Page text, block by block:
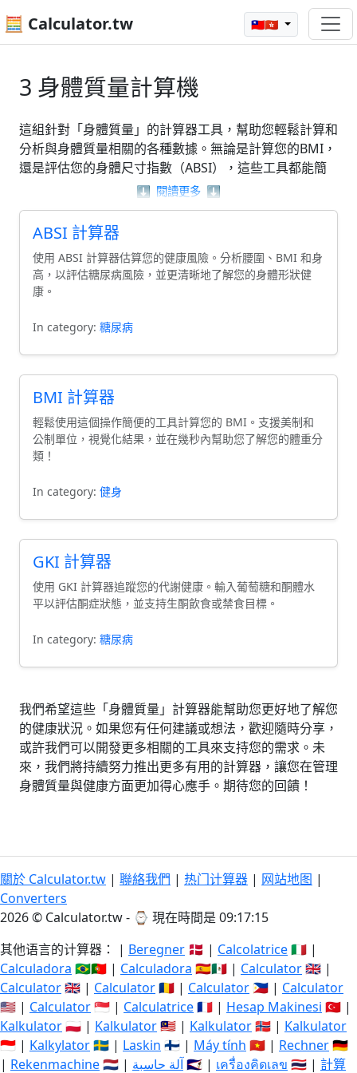
🧮 Calculator.tw 🇹🇼🇭🇰
3 身體質量計算機
這組針對「身體質量」的計算器工具，幫助您輕鬆計算和
分析與身體質量相關的各種數據。無論是計算您的BMI，
還是評估您的身體尺寸指數（ABSI），這些工具都能簡
化複雜的計算過程。此外，還有如GKI計算器等專用工
具，協助您更深入了解身體質量的狀況。這些資源旨在讓
您在追求健康和健身目標的路上更加輕鬆與高效。
⬇️ 閱讀更多 ⬇️
ABSI 計算器
使用 ABSI 計算器估算您的健康風險。分析腰圍、BMI 和身
高，以評估糖尿病風險，並更清晰地了解您的身體形狀健
康。
In category: 糖尿病
BMI 計算器
輕鬆使用這個操作簡便的工具計算您的 BMI。支援美制和
公制單位，視覺化結果，並在幾秒內幫助您了解您的體重分
類！
In category: 健身
GKI 計算器
使用 GKI 計算器追蹤您的代謝健康。輸入葡萄糖和酮體水
平以評估酮症狀態，並支持生酮飲食或禁食目標。
In category: 糖尿病
我們希望這些「身體質量」計算器能幫助您更好地了解您
的健康狀況。如果您有任何建議或想法，歡迎隨時分享，
或許我們可以開發更多相關的工具來支持您的需求。未
來，我們將持續努力推出更多有用的計算器，讓您在管理
身體質量與健康方面更加得心應手。期待您的回饋！
關於 Calculator.tw | 聯絡我們 | 热门计算器 | 网站地图 |
Converters
2026 © Calculator.tw - ⌚ 現在時間是 09:17:15
其他语言的计算器： | Beregner 🇩🇰 | Calcolatrice🇮🇹 |
Calculadora 🇧🇷🇵🇹 | Calculadora 🇪🇸🇲🇽 | Calculator🇬🇧 |
Calculator🇬🇧 | Calculator🇷🇴 | Calculator 🇵🇭 | Calculator
🇺🇸 | Calculator🇸🇬 | Calculatrice🇫🇷 | Hesap Makinesi 🇹🇷 |
Kalkulator🇵🇱 | Kalkulator🇲🇾 | Kalkulator🇳🇴 | Kalkulator
🇮🇩 | Kalkylator🇸🇪 | Laskin 🇫🇮 | Máy tính 🇻🇳 | Rechner🇩🇪
| Rekenmachine🇳🇱 | آلة حاسبة🇸🇦 | เครื่องคิดเลข 🇹🇭 | 計算